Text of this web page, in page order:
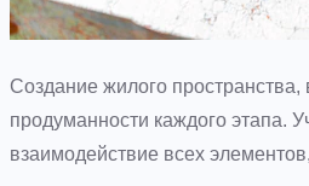
Создание жилого пространства,
продуманности каждого этапа.
взаимодействие всех